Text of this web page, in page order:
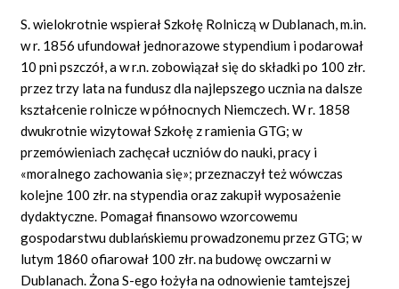
S. wielokrotnie wspierał Szkołę Rolniczą w Dublanach, m.in.
w r. 1856 ufundował jednorazowe stypendium i podarował
10 pni pszczół, a w r.n. zobowiązał się do składki po 100 złr.
przez trzy lata na fundusz dla najlepszego ucznia na dalsze
kształcenie rolnicze w północnych Niemczech. W r. 1858
dwukrotnie wizytował Szkołę z ramienia GTG; w
przemówieniach zachęcał uczniów do nauki, pracy i
«moralnego zachowania się»; przeznaczył też wówczas
kolejne 100 złr. na stypendia oraz zakupił wyposażenie
dydaktyczne. Pomagał finansowo wzorcowemu
gospodarstwu dublańskiemu prowadzonemu przez GTG; w
lutym 1860 ofiarował 100 złr. na budowę owczarni w
Dublanach. Żona S-ego łożyła na odnowienie tamtejszej